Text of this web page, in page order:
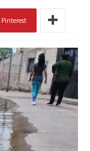
Pinterest